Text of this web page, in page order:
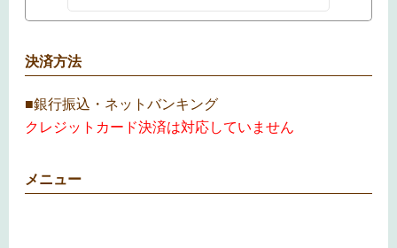
決済方法
■銀行振込・ネットバンキング
クレジットカード決済は対応していません
メニュー